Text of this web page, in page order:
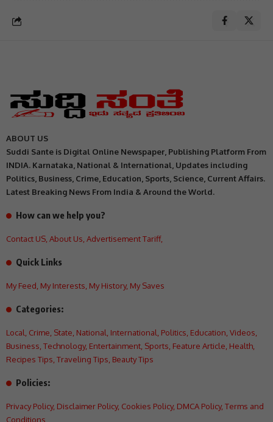
ABOUT US
Suddi Sante is Digital Online Newspaper, Publishing Platform From
INDIA. Karnataka, National & International, Updates including
Politics, Business, Crime, Education, Sports, Science, Current Affairs.
Latest Breaking News From India & Around the World.
How can we help you?
Contact US, About Us, Advertisement Tariff,
Quick Links
My Feed, My Interests, My History, My Saves
Categories:
Local, Crime, State, National, International, Politics, Education, Videos,
Business, Technology, Entertainment, Sports, Feature Article, Health,
Recipes Tips, Traveling Tips, Beauty Tips
Policies:
Privacy Policy, Disclaimer Policy, Cookies Policy, DMCA Policy, Terms and
Conditions